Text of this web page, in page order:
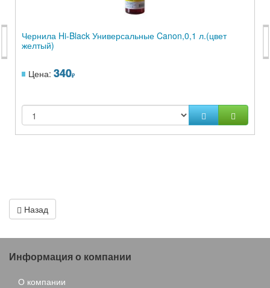
Чернила Hi-Black Универсальные Canon,0,1 л.(цвет
желтый)
Цена: 340
Назад
Информация о компании
О компании